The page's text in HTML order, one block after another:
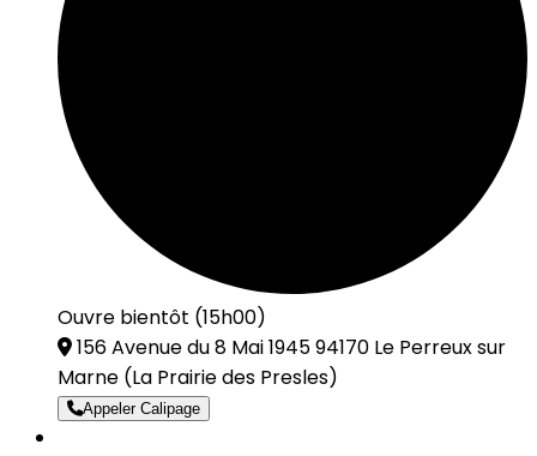
Ouvre bientôt (15h00)
156 Avenue du 8 Mai 1945 94170 Le Perreux sur
Marne (La Prairie des Presles)
Appeler Calipage